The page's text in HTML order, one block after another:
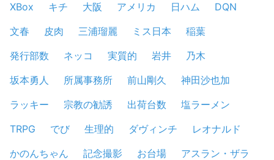
XBox
キチ 大阪 アメリカ 日ハム
DQN
文春
皮肉 三浦瑠麗 ミス日本
稲葉
発行部数
ネッコ 実質的 岩井
乃木
坂本勇人
所属事務所 前山剛久
神田沙也加
ラッキー
宗教の勧誘 出荷台数
塩ラーメン
TRPG
でび 生理的 ダヴィンチ
レオナルド
かのんちゃん
記念撮影 お台場
アスラン・ザラ